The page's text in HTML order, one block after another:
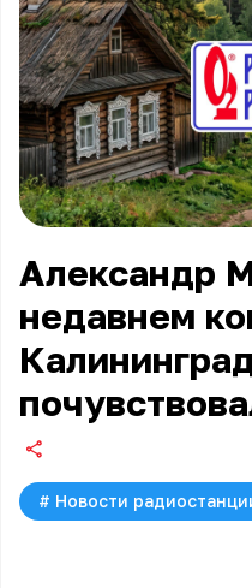
Александр
недавнем
# Новости